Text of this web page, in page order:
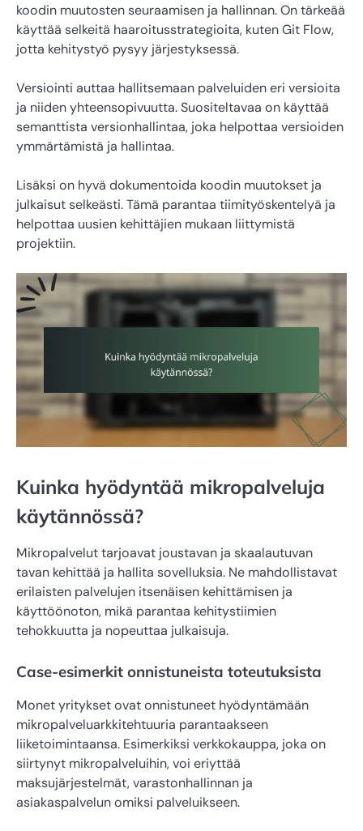
koodin muutosten seuraamisen ja hallinnan. On tärkeää
käyttää selkeitä haaroitusstrategioita, kuten Git Flow,
jotta kehitystyö pysyy järjestyksessä.
Versiointi auttaa hallitsemaan palveluiden eri versioita
ja niiden yhteensopivuutta. Suositeltavaa on käyttää
semanttista versionhallintaa, joka helpottaa versioiden
ymmärtämistä ja hallintaa.
Lisäksi on hyvä dokumentoida koodin muutokset ja
julkaisut selkeästi. Tämä parantaa tiimityöskentelyä ja
helpottaa uusien kehittäjien mukaan liittymistä
projektiin.
Kuinka hyödyntää mikropalveluja
käytännössä?
Mikropalvelut tarjoavat joustavan ja skaalautuvan
tavan kehittää ja hallita sovelluksia. Ne mahdollistavat
erilaisten palvelujen itsenäisen kehittämisen ja
käyttöönoton, mikä parantaa kehitystiimien
tehokkuutta ja nopeuttaa julkaisuja.
Case-esimerkit onnistuneista toteutuksista
Monet yritykset ovat onnistuneet hyödyntämään
mikropalveluarkkitehtuuria parantaakseen
liiketoimintaansa. Esimerkiksi verkkokauppa, joka on
siirtynyt mikropalveluihin, voi eriyttää
maksujärjestelmät, varastonhallinnan ja
asiakaspalvelun omiksi palveluikseen.